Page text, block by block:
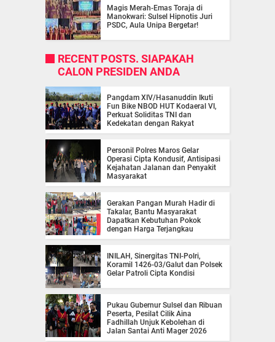
Magis Merah-Emas Toraja di
Manokwari: Sulsel Hipnotis Juri
PSDC, Aula Unipa Bergetar!
RECENT POSTS. SIAPAKAH
CALON PRESIDEN ANDA
Pangdam XIV/Hasanuddin Ikuti
Fun Bike NBOD HUT Kodaeral VI,
Perkuat Soliditas TNI dan
Kedekatan dengan Rakyat
Personil Polres Maros Gelar
Operasi Cipta Kondusif, Antisipasi
Kejahatan Jalanan dan Penyakit
Masyarakat
Gerakan Pangan Murah Hadir di
Takalar, Bantu Masyarakat
Dapatkan Kebutuhan Pokok
dengan Harga Terjangkau
INILAH, Sinergitas TNI-Polri,
Koramil 1426-03/Galut dan Polsek
Gelar Patroli Cipta Kondisi
Pukau Gubernur Sulsel dan Ribuan
Peserta, Pesilat Cilik Aina
Fadhillah Unjuk Kebolehan di
Jalan Santai Anti Mager 2026